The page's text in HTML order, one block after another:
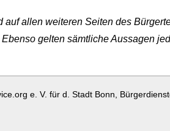
auf allen weiteren Seiten des
gelten sämtliche Aussagen
e. V. für d. Stadt Bonn,